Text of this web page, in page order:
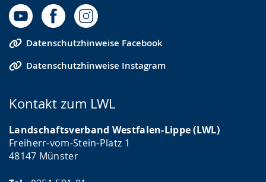
Datenschutzhinweise Facebook
Datenschutzhinweise Instagram
Kontakt zum LWL
Landschaftsverband Westfalen-Lippe (LWL)
Freiherr-vom-Stein-Platz 1
48147 Münster